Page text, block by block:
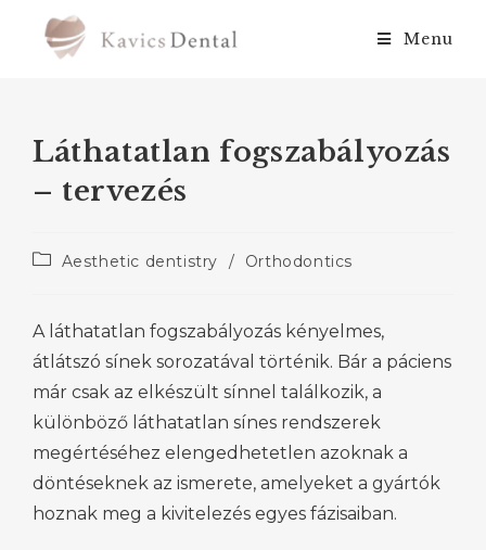
Menu
Láthatatlan fogszabályozás
– tervezés
Aesthetic dentistry / Orthodontics
A láthatatlan fogszabályozás kényelmes,
átlátszó sínek sorozatával történik. Bár a páciens
már csak az elkészült sínnel találkozik, a
különböző láthatatlan sínes rendszerek
megértéséhez elengedhetetlen azoknak a
döntéseknek az ismerete, amelyeket a gyártók
hoznak meg a kivitelezés egyes fázisaiban.